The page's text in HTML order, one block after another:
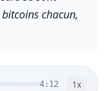
chacun,
4:12 1x